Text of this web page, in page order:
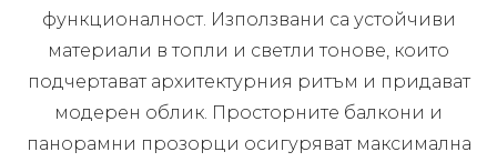
функционалност. Използвани са устойчиви
материали в топли и светли тонове, които
подчертават архитектурния ритъм и придават
модерен облик. Просторните балкони и
панорамни прозорци осигуряват максимална